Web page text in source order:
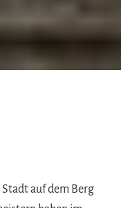
auf dem Berg